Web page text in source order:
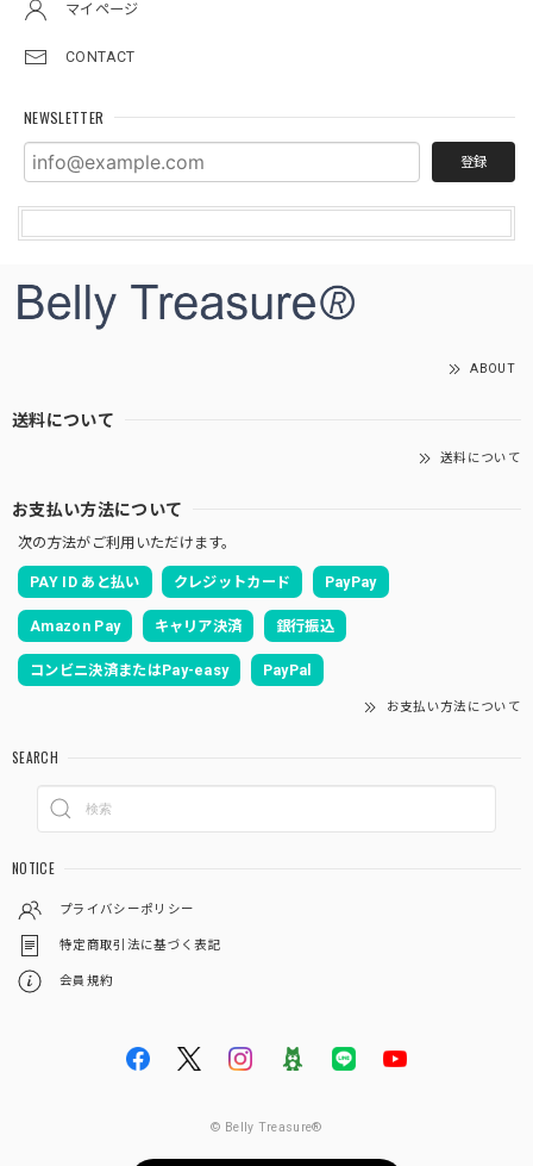
マイページ
CONTACT
NEWSLETTER
登録
ABOUT
送料について
送料について
お支払い方法について
次の方法がご利用いただけます。
PAY ID あと払い クレジットカード PayPay
Amazon Pay キャリア決済 銀行振込
コンビニ決済またはPay-easy PayPal
お支払い方法について
SEARCH
NOTICE
プライバシーポリシー
特定商取引法に基づく表記
会員規約
© Belly Treasure®︎